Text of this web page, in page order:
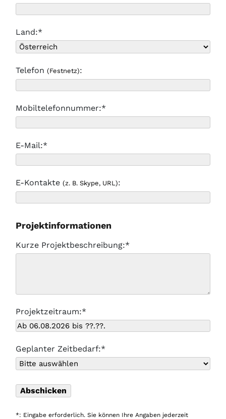
Land:*
Telefon (Festnetz):
Mobiltelefonnummer:*
E-Mail:*
E-Kontakte (z. B. Skype, URL):
Projektinformationen
Kurze Projektbeschreibung:*
Projektzeitraum:*
Geplanter Zeitbedarf:*
*: Eingabe erforderlich. Sie können Ihre Angaben jederzeit